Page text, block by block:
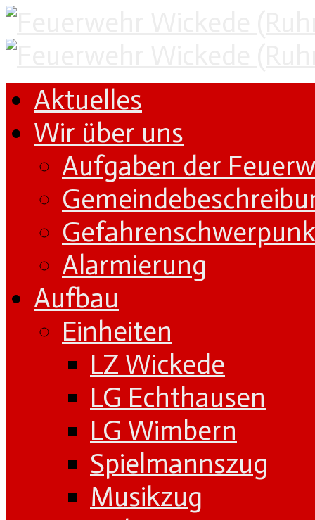
Aktuelles
Wir über uns
Aufgaben der
Alarmierung
Aufbau
Einheiten
LZ Wickede
LG Echthausen
LG Wimbern
Spielmannszug
Musikzug